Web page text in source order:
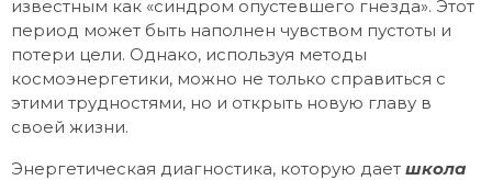
известным как «синдром опустевшего гнезда». Этот
период может быть наполнен чувством пустоты и
потери цели. Однако, используя методы
космоэнергетики, можно не только справиться с
этими трудностями, но и открыть новую главу в
своей жизни.
Энергетическая диагностика, которую дает школа